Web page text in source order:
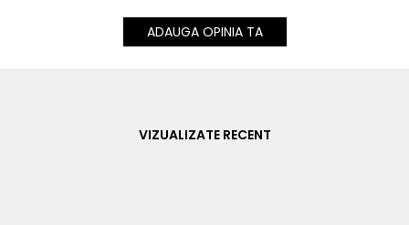
ADAUGA OPINIA TA
VIZUALIZATE RECENT